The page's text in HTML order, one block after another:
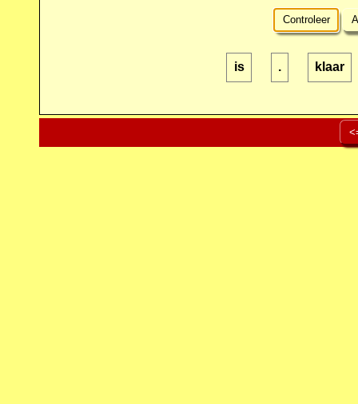
Controleer
is . klaar